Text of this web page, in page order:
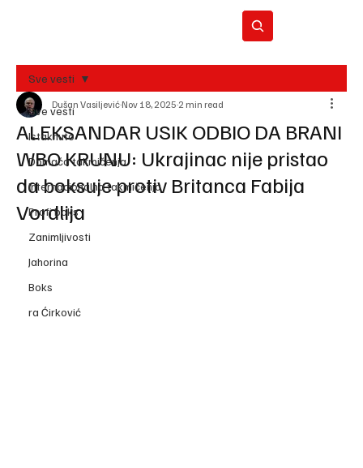
REC
Sve vesti
Istaknuto
Domaća takmičenja
Internacionalna takmičenja
Profi boks
Zanimljivosti
Jahorina
Boks
ra Ćirković
Sve vesti
ALEKSANDAR USIK ODBIO DA BRANI
WBO KRUNU: Ukrajinac nije pristao
da boksuje protiv Britanca Fabija
Vordlija
Dušan Vasiljević Nov 18, 2025 2 min read